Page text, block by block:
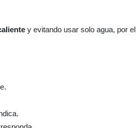
y evitando usar solo agua, por el